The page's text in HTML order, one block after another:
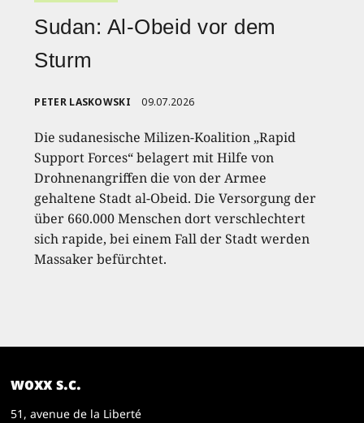
Sudan: Al-Obeid vor dem
Sturm
PETER LASKOWSKI 09.07.2026
Die sudanesische Milizen-Koalition „Rapid
Support Forces“ belagert mit Hilfe von
Drohnenangriffen die von der Armee
gehaltene Stadt al-Obeid. Die Versorgung der
über 660.000 Menschen dort verschlechtert
sich rapide, bei einem Fall der Stadt werden
Massaker befürchtet.
woxx s.c.
51, avenue de la Liberté